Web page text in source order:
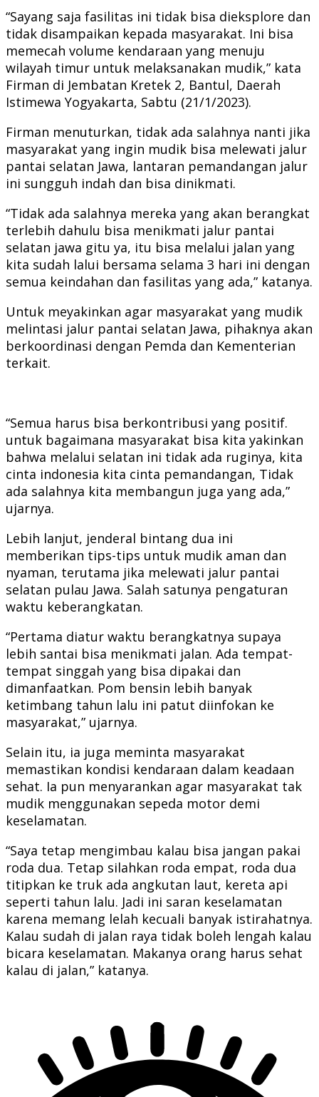
“Sayang saja fasilitas ini tidak bisa dieksplore dan
tidak disampaikan kepada masyarakat. Ini bisa
memecah volume kendaraan yang menuju
wilayah timur untuk melaksanakan mudik,” kata
Firman di Jembatan Kretek 2, Bantul, Daerah
Istimewa Yogyakarta, Sabtu (21/1/2023).
Firman menuturkan, tidak ada salahnya nanti jika
masyarakat yang ingin mudik bisa melewati jalur
pantai selatan Jawa, lantaran pemandangan jalur
ini sungguh indah dan bisa dinikmati.
“Tidak ada salahnya mereka yang akan berangkat
terlebih dahulu bisa menikmati jalur pantai
selatan jawa gitu ya, itu bisa melalui jalan yang
kita sudah lalui bersama selama 3 hari ini dengan
semua keindahan dan fasilitas yang ada,” katanya.
Untuk meyakinkan agar masyarakat yang mudik
melintasi jalur pantai selatan Jawa, pihaknya akan
berkoordinasi dengan Pemda dan Kementerian
terkait.
“Semua harus bisa berkontribusi yang positif.
untuk bagaimana masyarakat bisa kita yakinkan
bahwa melalui selatan ini tidak ada ruginya, kita
cinta indonesia kita cinta pemandangan, Tidak
ada salahnya kita membangun juga yang ada,”
ujarnya.
Lebih lanjut, jenderal bintang dua ini
memberikan tips-tips untuk mudik aman dan
nyaman, terutama jika melewati jalur pantai
selatan pulau Jawa. Salah satunya pengaturan
waktu keberangkatan.
“Pertama diatur waktu berangkatnya supaya
lebih santai bisa menikmati jalan. Ada tempat-
tempat singgah yang bisa dipakai dan
dimanfaatkan. Pom bensin lebih banyak
ketimbang tahun lalu ini patut diinfokan ke
masyarakat,” ujarnya.
Selain itu, ia juga meminta masyarakat
memastikan kondisi kendaraan dalam keadaan
sehat. Ia pun menyarankan agar masyarakat tak
mudik menggunakan sepeda motor demi
keselamatan.
“Saya tetap mengimbau kalau bisa jangan pakai
roda dua. Tetap silahkan roda empat, roda dua
titipkan ke truk ada angkutan laut, kereta api
seperti tahun lalu. Jadi ini saran keselamatan
karena memang lelah kecuali banyak istirahatnya.
Kalau sudah di jalan raya tidak boleh lengah kalau
bicara keselamatan. Makanya orang harus sehat
kalau di jalan,” katanya.